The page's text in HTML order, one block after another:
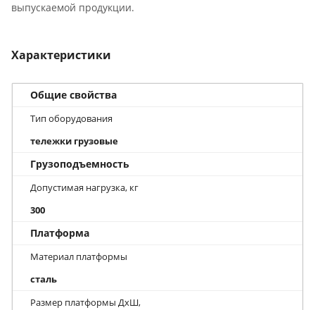
выпускаемой продукции.
Характеристики
Общие свойства
Тип оборудования
тележки грузовые
Грузоподъемность
Допустимая нагрузка, кг
300
Платформа
Материал платформы
сталь
Размер платформы ДхШ,